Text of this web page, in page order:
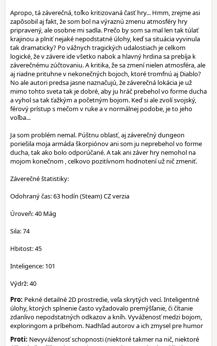
Apropo, tá záverečná, toľko kritizovaná časť hry... Hmm, zrejme asi
zapôsobil aj fakt, že som bol na výraznú zmenu atmosféry hry
pripravený, ale osobne mi sadla. Prečo by som sa mal len tak túlať
krajinou a plniť nejaké nepodstatné úlohy, keď sa situácia vyvinula
tak dramaticky? Po vážnych tragických udalostiach je celkom
logické, že v závere ide všetko nabok a hlavný hrdina sa prebíja k
záverečnému zúčtovaniu. A kritika, že sa zmení nielen atmosféra, ale
aj riadne prituhne v nekonečných bojoch, ktoré tromfnú aj Diablo?
No ale autori predsa jasne naznačujú, že záverečná lokácia je už
mimo tohto sveta tak je dobré, aby ju hráč prebehol vo forme ducha
a vyhol sa tak ťažkým a početným bojom. Keď si ale zvolí svojský,
férový prístup s mečom v ruke a v normálnej podobe, je to jeho
voľba...
Ja som problém nemal. Púštnu oblasť, aj záverečný dungeon
poriešila moja armáda škorpiónov ani som ju neprebehol vo forme
ducha, tak ako bolo odporúčané. A tak ani záver hry nemohol na
mojom konečnom , celkovo pozitívnom hodnotení už nič zmeniť.
Záverečné štatistiky:
Odohraný čas: 63 hodín (Steam) CZ verzia
Úroveň: 40 Mág
Sila: 74
Hbitost: 45
Inteligence: 101
Výdrž: 40
Pro: Pekné detailné 2D prostredie, veľa skrytých vecí. Inteligentné
úlohy, ktorých splnenie často vyžadovalo premýšľanie, či čítanie
zdanlivo nepodstatných odkazov a kníh. Vyváženosť medzi bojom,
exploringom a príbehom. Nadhľad autorov a ich zmysel pre humor
Proti: Nevyváženosť schopnosti (niektoré takmer na nič, niektoré